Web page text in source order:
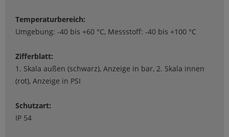
Temperaturbereich:
Umgebung: -40 bis +60 °C, Messstoff: -40 bis +100 °C
Zifferblatt:
1. Skala außen (schwarz), Anzeige in bar, 2. Skala innen
(rot), Anzeige in PSI
Schutzart:
IP 54